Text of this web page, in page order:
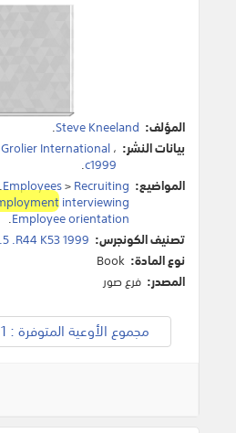
المؤلف: Steve Kneeland
.
بيانات النشر: Grolier International،
c1999
.
المواضيع:
Employees>Recruiting
.
interviewing
Employee orientation
.
تصنيف الكونجرس: .R44 K53 1999
نوع المادة: Book
المصدر: فرع صور
مجموع الأوعية المتوفرة : 1